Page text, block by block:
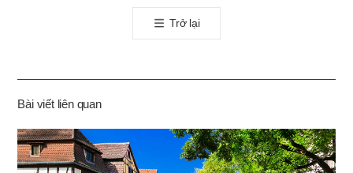
톡
공
기
Trở lại
Bài viết liên quan